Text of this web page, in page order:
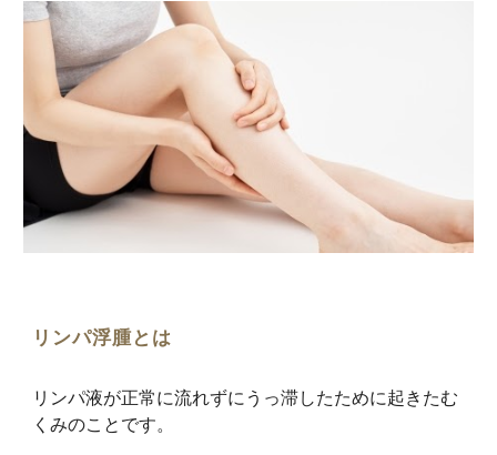
リンパ浮腫とは
リンパ液が正常に流れずにうっ滞したために起きたむ
くみのことです。